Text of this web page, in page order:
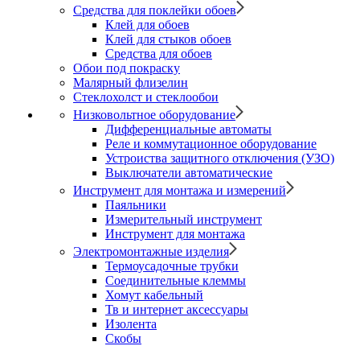
Средства для поклейки обоев
Клей для обоев
Клей для стыков обоев
Средства для обоев
Обои под покраску
Малярный флизелин
Стеклохолст и стеклообои
Низковольтное оборудование
Дифференциальные автоматы
Реле и коммутационное оборудование
Устроиства защитного отключения (УЗО)
Выключатели автоматические
Инструмент для монтажа и измерений
Паяльники
Измерительный инструмент
Инструмент для монтажа
Электромонтажные изделия
Термоусадочные трубки
Соединительные клеммы
Хомут кабельный
Тв и интернет аксессуары
Изолента
Скобы